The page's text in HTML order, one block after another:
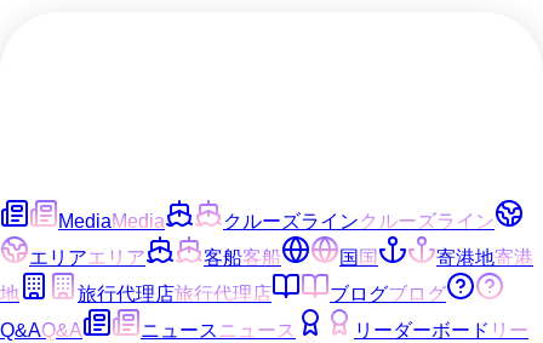
MediaMedia クルーズラインクルーズライン
エリアエリア 客船客船 国国 寄港地寄港
地
旅行代理店旅行代理店 ブログブログ
Q&AQ&A ニュース ニュース リーダーボード リー